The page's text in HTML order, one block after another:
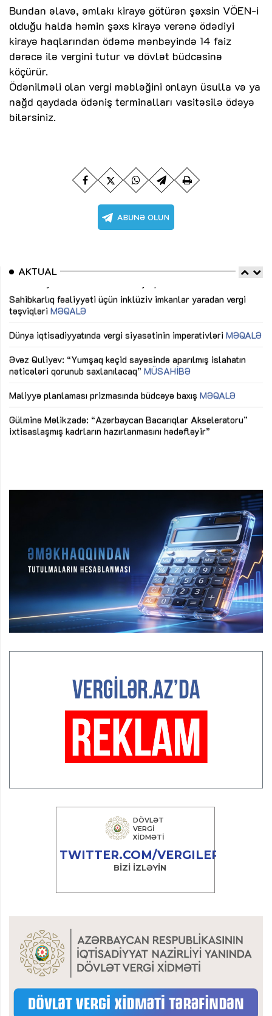
Bundan əlavə, əmlakı kirayə götürən şəxsin VÖEN-i
olduğu halda həmin şəxs kirayə verənə ödədiyi
kirayə haqlarından ödəmə mənbəyində 14 faiz
dərəcə ilə vergini tutur və dövlət büdcəsinə
köçürür.
Ödənilməli olan vergi məbləğini onlayn üsulla və ya
nağd qaydada ödəniş terminalları vasitəsilə ödəyə
bilərsiniz.
AKTUAL
Sahibkarlıq fəaliyyəti üçün inklüziv imkanlar yaradan vergi
təşviqləriMƏQALƏ
Dünya iqtisadiyyatında vergi siyasətinin imperativləri MƏQALƏ
Əvəz Quliyev: “Yumşaq keçid sayəsində aparılmış islahatın
nəticələri qorunub saxlanılacaq”MÜSAHİBƏ
Maliyyə planlaması prizmasında büdcəyə baxış MƏQALƏ
Gülminə Məlikzadə: “Azərbaycan Bacarıqlar Akseleratoru”
ixtisaslaşmış kadrların hazırlanmasını hədəfləyir”